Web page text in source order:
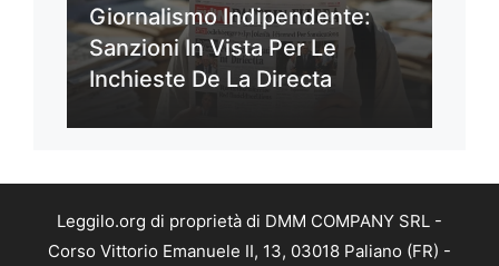
Giornalismo Indipendente:
Sanzioni In Vista Per Le
Inchieste De La Directa
Leggilo.org di proprietà di DMM COMPANY SRL -
Corso Vittorio Emanuele II, 13, 03018 Paliano (FR) -